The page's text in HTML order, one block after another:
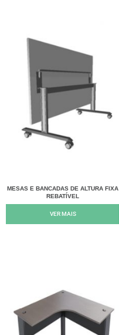
MESAS E BANCADAS DE ALTURA FIXA
REBATÍVEL
VER MAIS